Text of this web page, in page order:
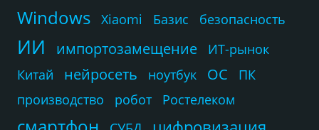
Windows Xiaomi Базис безопасность
ИИ импортозамещение
ИТ-рынок
Китай
нейросеть ноутбук ОС
ПК
производство
робот Ростелеком